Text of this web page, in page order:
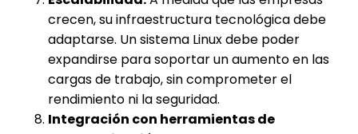
crecen, su infraestructura tecnológica debe
adaptarse. Un sistema Linux debe poder
expandirse para soportar un aumento en las
cargas de trabajo, sin comprometer el
rendimiento ni la seguridad.
Integración con herramientas de